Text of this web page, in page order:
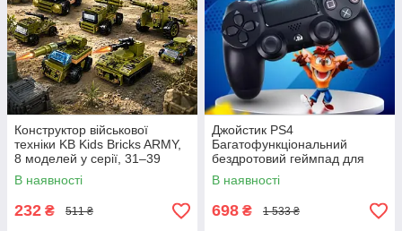
Конструктор військової
техніки KB Kids Bricks ARMY,
8 моделей у серії, 31–39
деталей, 6+
В наявності
232 ₴ 511 ₴
Джойстик PS4
Багатофункціональний
бездротовий геймпад для
Bluetooth-консолі з подвійною
вібрацією DualShock 4 V3.5
PlayStation 4,
В наявності
698 ₴ 1 533 ₴